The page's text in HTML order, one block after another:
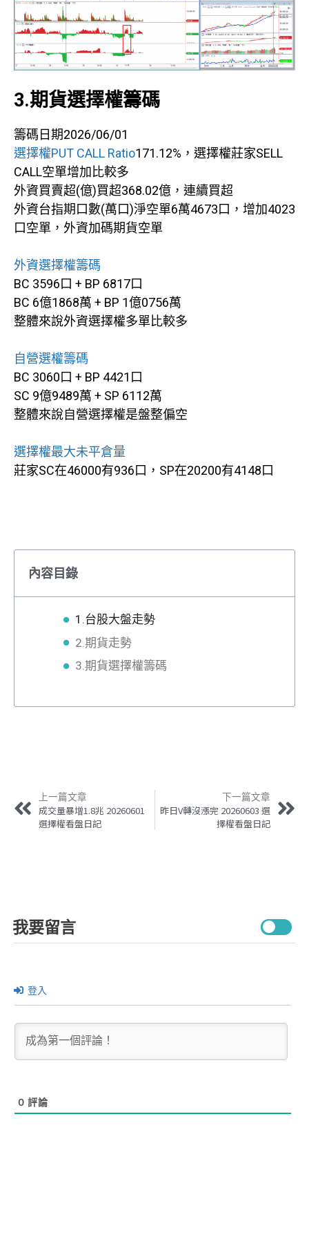
3.期貨選擇權籌碼
籌碼日期2026/06/01
選擇權PUT CALL Ratio171.12%，選擇權莊家SELL
CALL空單增加比較多
外資買賣超(億)買超368.02億，連續買超
外資台指期口數(萬口)淨空單6萬4673口，增加4023
口空單，外資加碼期貨空單
外資選擇權籌碼
BC 3596口 + BP 6817口
BC 6億1868萬 + BP 1億0756萬
整體來說外資選擇權多單比較多
自營選權籌碼
BC 3060口 + BP 4421口
SC 9億9489萬 + SP 6112萬
整體來說自營選擇權是盤整偏空
選擇權最大未平倉量
莊家SC在46000有936口，SP在20200有4148口
內容目錄
1.台股大盤走勢
2.期貨走勢
3.期貨選擇權籌碼
上一篇文章
成交量暴增1.8兆 20260601
選擇權看盤日記
下一篇文章
昨日V轉沒漲完 20260603 選
擇權看盤日記
我要留言
登入
0 評論